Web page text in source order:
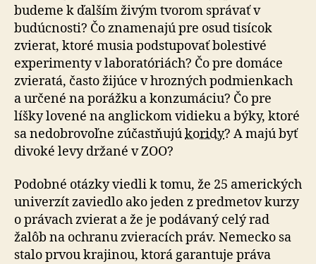
budeme k ďalším živým tvorom správať v
budúcnosti? Čo znamenajú pre osud tisícok
zvierat, ktoré musia podstupovať bolestivé
experimenty v laboratóriách? Čo pre domáce
zvieratá, často žijúce v hrozných podmienkach
a určené na porážku a konzumáciu? Čo pre
líšky lovené na anglickom vidieku a býky, ktoré
sa nedobrovoľne zúčastňujúkoridy? A majú byť
divoké levy držané v ZOO?
Podobné otázky viedli k tomu, že 25 amerických
univerzít zaviedlo ako jeden z predmetov kurzy
o právach zvierat a že je podávaný celý rad
žalôb na ochranu zvieracích práv. Nemecko sa
stalo prvou krajinou, ktorá garantuje práva